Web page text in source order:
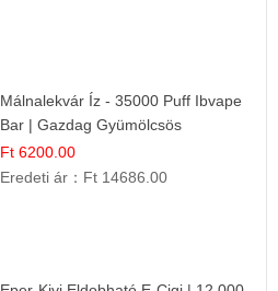
Málnalekvár Íz - 35000 Puff Ibvape
Bar | Gazdag Gyümölcsös
Ízélmény!
Ft 6200.00
Eredeti ár： Ft 14686.00